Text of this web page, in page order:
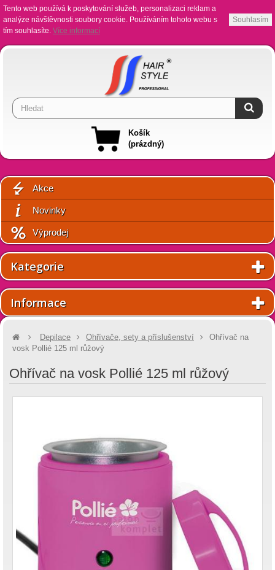
Tento web používá k poskytování služeb, personalizaci reklam a
analýze návštěvnosti soubory cookie. Používáním tohoto webu s
tím souhlasíte. Více informací
Souhlasím
Košík
(prázdný)
Akce
Novinky
Výprodej
Kategorie
Informace
Depilace Ohřívače, sety a příslušenství
Ohřívač na
vosk Pollié 125 ml růžový
Ohřívač na vosk Pollié 125 ml růžový